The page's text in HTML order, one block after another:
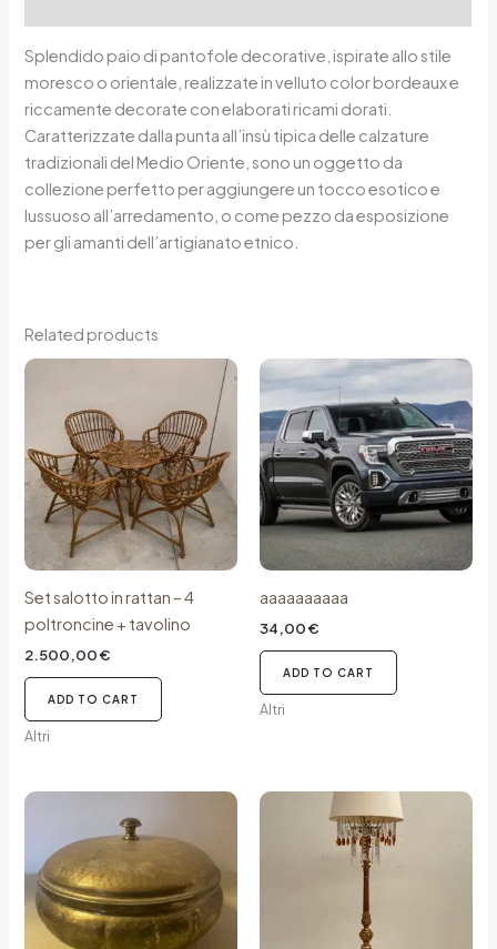
Splendido paio di pantofole decorative, ispirate allo stile
moresco o orientale, realizzate in velluto color bordeaux e
riccamente decorate con elaborati ricami dorati.
Caratterizzate dalla punta all’insù tipica delle calzature
tradizionali del Medio Oriente, sono un oggetto da
collezione perfetto per aggiungere un tocco esotico e
lussuoso all’arredamento, o come pezzo da esposizione
per gli amanti dell’artigianato etnico.
Related products
Set salotto in rattan – 4
poltroncine + tavolino
2.500,00€
ADD TO CART
Altri
aaaaaaaaaa
34,00€
ADD TO CART
Altri